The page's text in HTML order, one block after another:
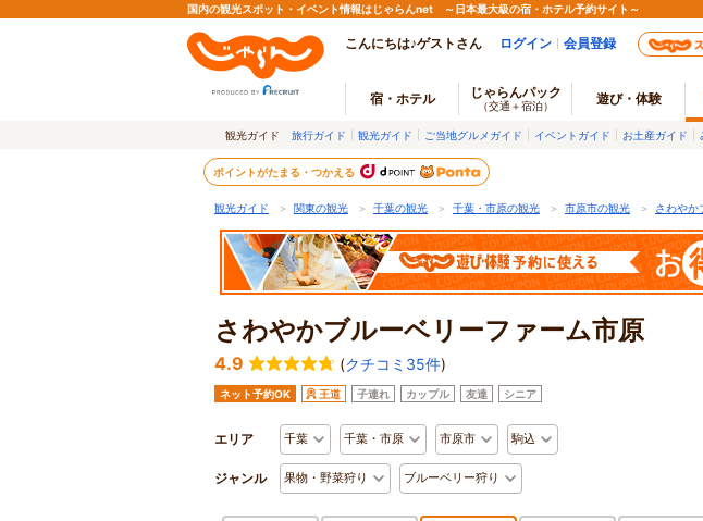
国内の観光スポット・イベント情報はじゃらんnet ～日本最大級の宿・ホテル予約サイト～
こんにちは♪ゲストさん ログイン 会員登録
宿・ホテル じゃらんパック
（交通＋宿泊） 遊び・体験
観光ガイド 旅行ガイド 観光ガイド ご当地グルメガイド イベントガイド お土産ガイド
ポイントがたまる・つかえる
観光ガイド ＞ 関東の観光 ＞ 千葉の観光 ＞ 千葉・市原の観光 ＞ 市原市の観光 ＞ さわやか
さわやかブルーベリーファーム市原
4.9 (クチコミ35件)
ネット予約OK 王道 子連れ カップル 友達 シニア
エリア 千葉 千葉・市原 市原市 駒込
ジャンル 果物・野菜狩り ブルーベリー狩り